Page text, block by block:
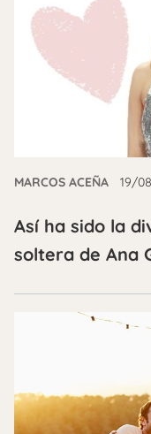
MARCOS ACEÑA 19/
Así ha sido la
soltera de Ana